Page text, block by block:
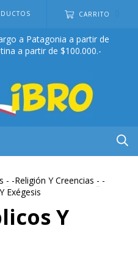
CARRITO
a Patagonia a partir de
a partir de $100.000.-
- -Religión Y Creencias - -
Exégesis
Y